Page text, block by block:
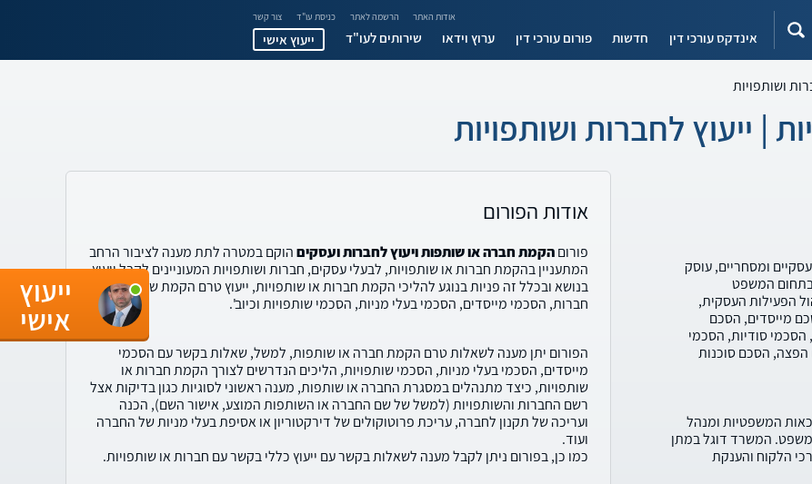
אודות האתר הרשמה לאתר כניסת עו"ד צור קשר
אינדקס עורכי דין חדשות פורום עורכי דין ערוץ וידאו שירותים לעו"ד ייעוץ אישי
ושותפויות
| ייעוץ לחברות ושותפויות
עסקיים ומסחריים, עוסק
בתחום המשפט
הפעילות העסקית,
מייסדים, הסכם
סודיות, הסכמי
הפצה, הסכם סוכנות
המשפטיות ומנהל
המשפט. המשרד דוגל במתן
הלקוח והענקת
אודות הפורום
פורוםהקמת חברה או שותפות ויעוץ לחברות ועסקיםהוקם במטרה לתת מענה לציבור הרחב
המתעניין בהקמת חברות או שותפויות, לבעלי עסקים, חברות ושותפויות המעוניינים לקבל ייעוץ
בנושא ובכלל זה פניות בנוגע להליכי הקמת חברות או שותפויות, ייעוץ טרם הקמת שותפויות או
חברות, הסכמי מייסדים, הסכמי בעלי מניות, הסכמי שותפויות וכיוב'.
הפורום יתן מענה לשאלות טרם הקמת חברה או שותפות, למשל, שאלות בקשר עם הסכמי
מייסדים, הסכמי בעלי מניות, הסכמי שותפויות, הליכים הנדרשים לצורך הקמת חברות או
שותפויות, כיצד מתנהלים במסגרת החברה או שותפות, מענה ראשוני לסוגיות כגון בדיקות אצל
רשם החברות והשותפויות (למשל של שם החברה או השותפות המוצע, אישור השם), הכנה
ועריכה של תקנון לחברה, עריכת פרוטוקולים של דירקטוריון או אסיפת בעלי מניות של החברה
ועוד.
כמו כן, בפורום ניתן לקבל מענה לשאלות בקשר עם ייעוץ כללי בקשר עם חברות או שותפויות.
ייעוץ
אישי